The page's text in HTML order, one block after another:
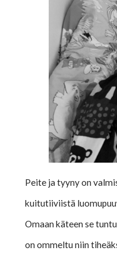
Peite ja tyyny on
kuitutiiviistä
Omaan käteen se
on ommeltu niin